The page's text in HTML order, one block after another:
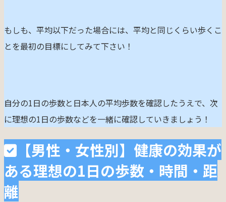
もしも、平均以下だった場合には、平均と同じくらい歩くこ
とを最初の目標にしてみて下さい！
自分の1日の歩数と日本人の平均歩数を確認したうえで、次
に理想の1日の歩数などを一緒に確認していきましょう！
【男性・女性別】健康の効果が
ある理想の1日の歩数・時間・距
離